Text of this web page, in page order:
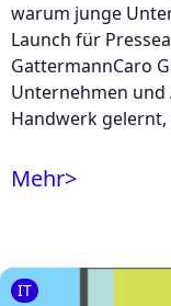
warum junge
Launch für
GattermannCaro
Unternehmen und
Handwerk
Mehr>
IT